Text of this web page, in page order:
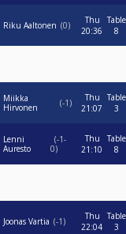
Riku Aaltonen 0
Thu
20:36
Table
8
Miikka
Hirvonen
-1
Thu
21:07
Table
3
Lenni
Auresto
-1-
0
Thu
21:10
Table
8
Joonas Vartia -1
Thu
22:04
Table
3